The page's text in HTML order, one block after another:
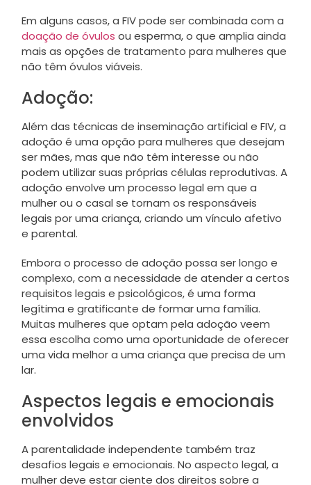
Em alguns casos, a FIV pode ser combinada com a
doação de óvulos ou esperma, o que amplia ainda
mais as opções de tratamento para mulheres que
não têm óvulos viáveis.
Adoção:
Além das técnicas de inseminação artificial e FIV, a
adoção é uma opção para mulheres que desejam
ser mães, mas que não têm interesse ou não
podem utilizar suas próprias células reprodutivas. A
adoção envolve um processo legal em que a
mulher ou o casal se tornam os responsáveis
legais por uma criança, criando um vínculo afetivo
e parental.
Embora o processo de adoção possa ser longo e
complexo, com a necessidade de atender a certos
requisitos legais e psicológicos, é uma forma
legítima e gratificante de formar uma família.
Muitas mulheres que optam pela adoção veem
essa escolha como uma oportunidade de oferecer
uma vida melhor a uma criança que precisa de um
lar.
Aspectos legais e emocionais
envolvidos
A parentalidade independente também traz
desafios legais e emocionais. No aspecto legal, a
mulher deve estar ciente dos direitos sobre a